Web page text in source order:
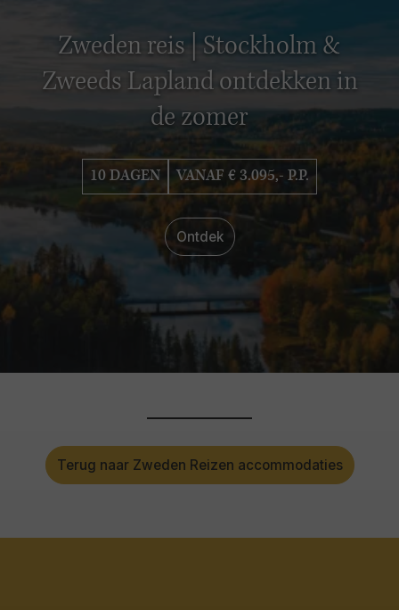
Zweden reis | Stockholm &
Zweeds Lapland ontdekken in
de zomer
10 DAGEN VANAF € 3.095,- P.P.
Ontdek
Terug naar Zweden Reizen accommodaties